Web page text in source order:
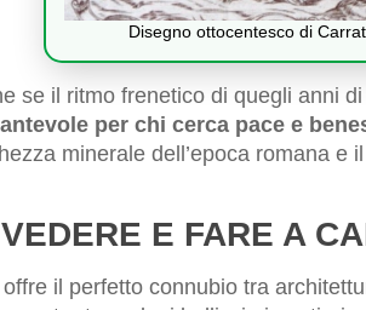
Disegno ottocentesco di
se il ritmo frenetico di quegli anni
per chi cerca pace e
minerale dell’epoca romana e
E FARE A
il perfetto connubio tra